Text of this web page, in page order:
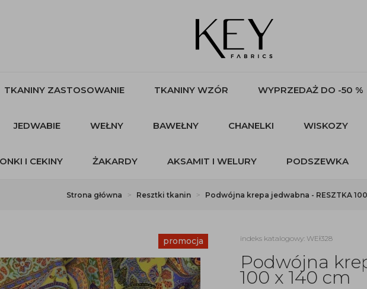
TKANINY ZASTOSOWANIE TKANINY WZÓR WYPRZEDAŻ DO -50 %
JEDWABIE WEŁNY BAWEŁNY CHANELKI WISKOZY
I CEKINY ŻAKARDY AKSAMIT I WELURY PODSZEWKA
Strona główna Resztki tkanin Podwójna krepa jedwabna - RESZTKA
promocja indeks katalogowy: WEł328
Podwójna
100 x 140 cm